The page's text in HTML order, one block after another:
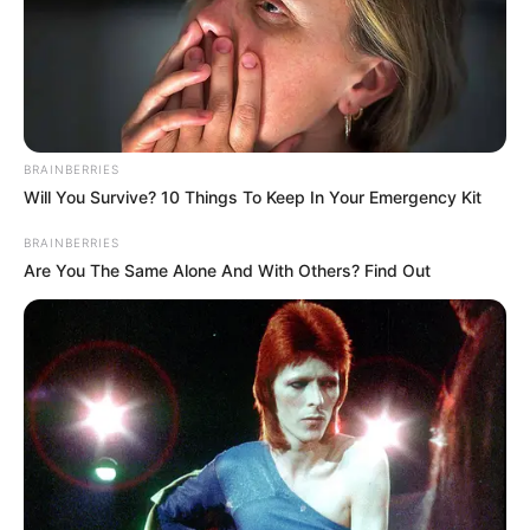
Trabajadores reciben plata de más que
pocos saben y no reclaman
BRAINBERRIES
Will You Survive? 10 Things To Keep In Your Emergency Kit
BRAINBERRIES
Are You The Same Alone And With Others? Find Out